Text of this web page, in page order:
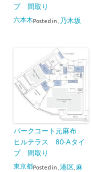
プ 間取り
Posted in
六本木 乃木坂
パークコート元麻布
ヒルテラス 80-Aタイ
プ 間取り
Posted in
東京都 港区 麻